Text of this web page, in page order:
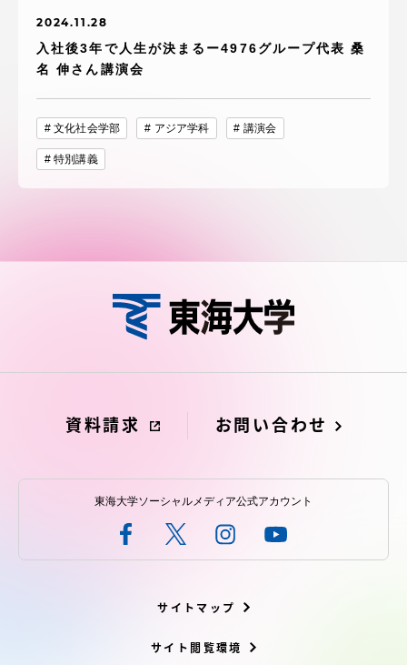
2024.11.28
入社後3年で人生が決まるー4976グループ代表 桑
名 伸さん講演会
文化社会学部 アジア学科 講演会
特別講義
資料請求 お問い合わせ
東海大学ソーシャルメディア公式アカウント
サイトマップ
サイト閲覧環境